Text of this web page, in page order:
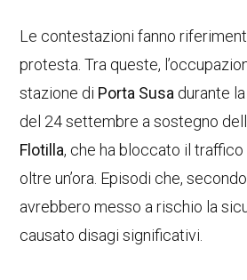
Le contestazioni fanno
protesta. Tra queste,
stazione di Porta Susa durante
del 24 settembre a sostegno
Flotilla, che ha bloccato il
oltre un’ora. Episodi che,
avrebbero messo a rischio la
causato disagi significativi.